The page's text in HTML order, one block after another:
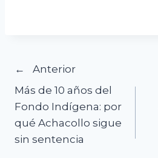
Navegación
de
entradas
Anterior
Más de 10 años del
Fondo Indígena: por
qué Achacollo sigue
sin sentencia